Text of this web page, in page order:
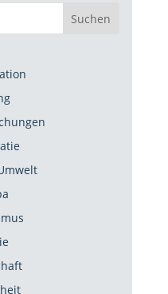
Suchen